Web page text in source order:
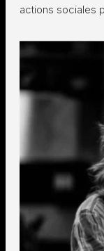
actions sociales